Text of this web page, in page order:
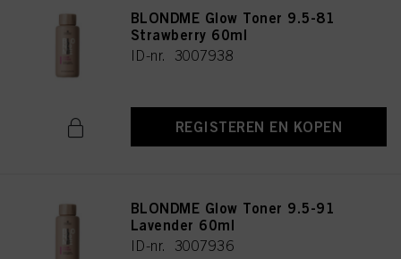
BLONDME Glow Toner 9.5-81
Strawberry 60ml
ID-nr. 3007938
REGISTEREN EN KOPEN
BLONDME Glow Toner 9.5-91
Lavender 60ml
ID-nr. 3007936